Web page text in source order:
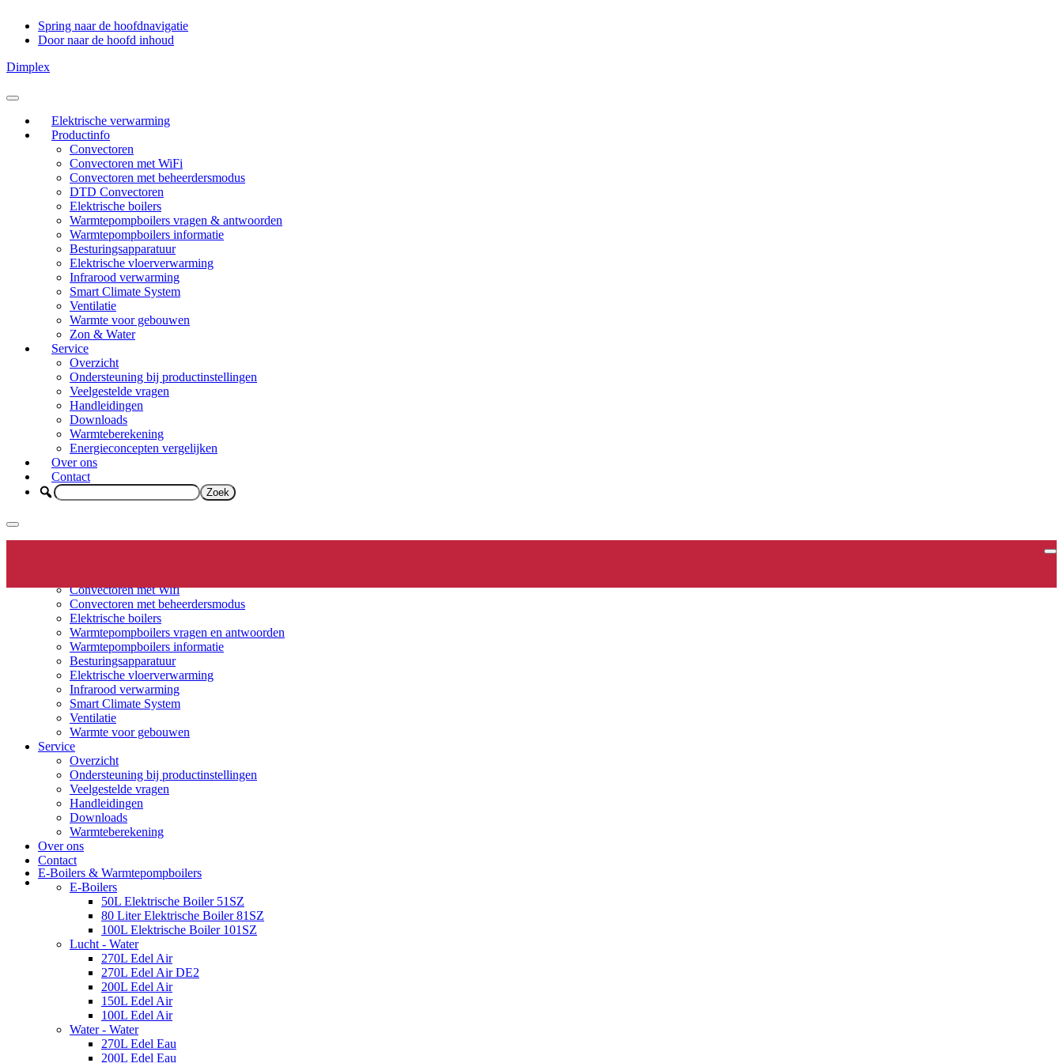
Spring naar de hoofdnavigatie
Door naar de hoofd inhoud
Dimplex
Header
RechtsElektrische verwarming
Productinfo
Convectoren
Convectoren met WiFi
Convectoren met beheerdersmodus
DTD Convectoren
Elektrische boilers
Warmtepompboilers vragen & antwoorden
Warmtepompboilers informatie
Besturingsapparatuur
Elektrische vloerverwarming
Infrarood verwarming
Smart Climate System
Ventilatie
Warmte voor gebouwen
Zon & Water
Service
Overzicht
Ondersteuning bij productinstellingen
Veelgestelde vragen
Handleidingen
Downloads
Warmteberekening
Energieconcepten vergelijken
Over ons
Contact
Convectoren met Wifi
Convectoren met beheerdersmodus
Elektrische boilers
Warmtepompboilers vragen en antwoorden
Warmtepompboilers informatie
Besturingsapparatuur
Elektrische vloerverwarming
Infrarood verwarming
Smart Climate System
Ventilatie
Warmte voor gebouwen
Service
Overzicht
Ondersteuning bij productinstellingen
Veelgestelde vragen
Handleidingen
Downloads
Warmteberekening
Over ons
Contact
E-Boilers & Warmtepompboilers
E-Boilers
50L Elektrische Boiler 51SZ
80 Liter Elektrische Boiler 81SZ
100L Elektrische Boiler 101SZ
Lucht - Water
270L Edel Air
270L Edel Air DE2
200L Edel Air
150L Edel Air
100L Edel Air
Water - Water
270L Edel Eau
200L Edel Eau